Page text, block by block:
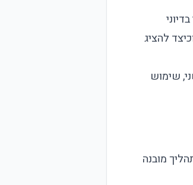
להציג
שימוש
מובנה